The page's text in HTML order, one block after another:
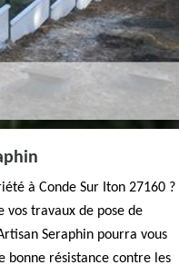
à Conde Sur Iton 27160 ?
vos travaux de pose de
Seraphin pourra vous
bonne résistance contre les